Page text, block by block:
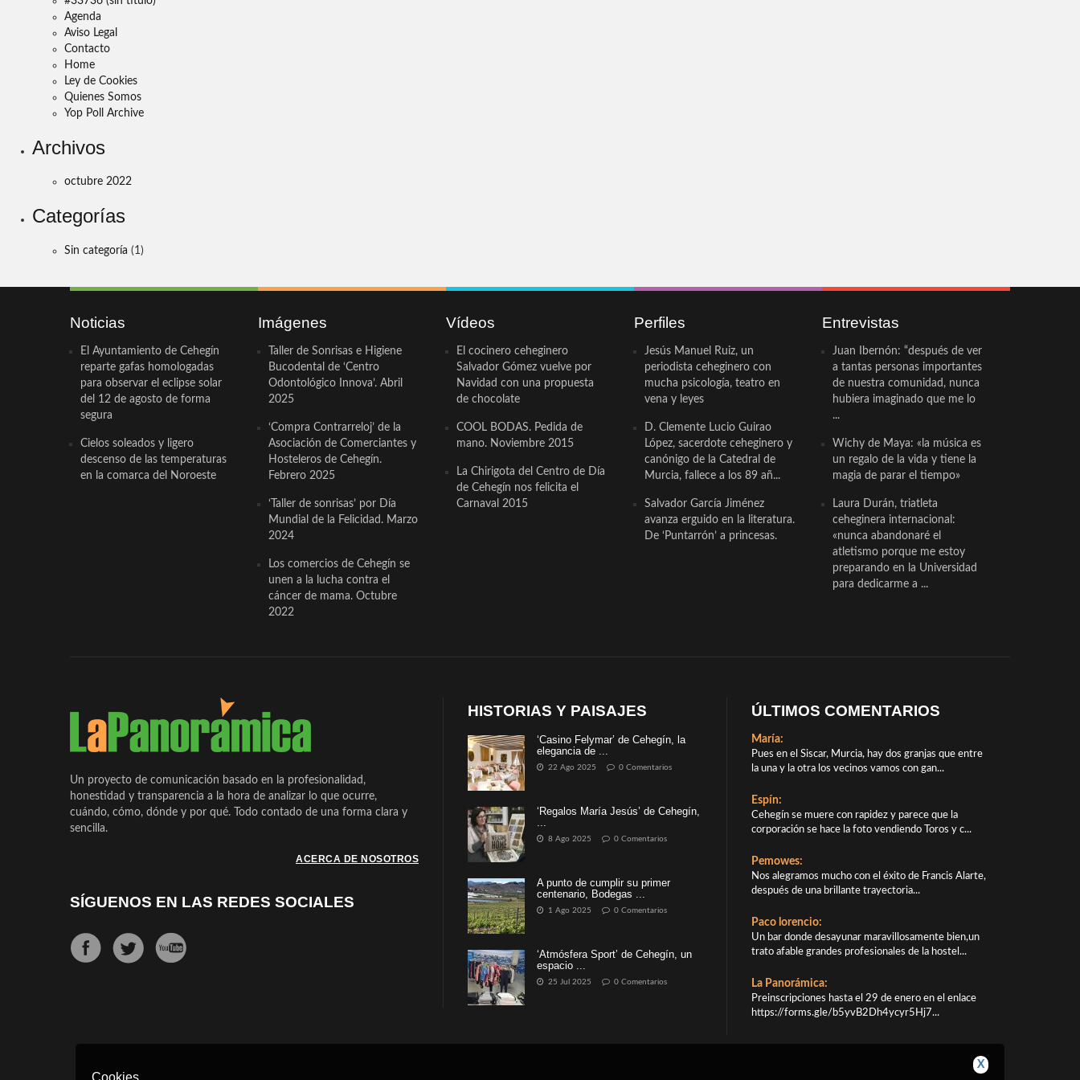
Agenda
Aviso Legal
Contacto
Home
Ley de Cookies
Quienes Somos
Yop Poll Archive
Archivos
octubre 2022
Categorías
Sin categoría (1)
Noticias
El Ayuntamiento de Cehegín
reparte gafas homologadas
para observar el eclipse solar
del 12 de agosto de forma
segura
Cielos soleados y ligero
descenso de las temperaturas
en la comarca del Noroeste
Imágenes
Taller de Sonrisas e Higiene
Bucodental de ‘Centro
Odontológico Innova’. Abril
2025
‘Compra Contrarreloj’ de la
Asociación de Comerciantes y
Hosteleros de Cehegín.
Febrero 2025
‘Taller de sonrisas’ por Día
Mundial de la Felicidad. Marzo
2024
Los comercios de Cehegín se
unen a la lucha contra el
cáncer de mama. Octubre
2022
Vídeos
El cocinero ceheginero
Salvador Gómez vuelve por
Navidad con una propuesta
de chocolate
COOL BODAS. Pedida de
mano. Noviembre 2015
La Chirigota del Centro de Día
de Cehegín nos felicita el
Carnaval 2015
Perfiles
Jesús Manuel Ruiz, un
periodista ceheginero con
mucha psicología, teatro en
vena y leyes
D. Clemente Lucio Guirao
López, sacerdote ceheginero y
canónigo de la Catedral de
Murcia, fallece a los 89 añ...
Salvador García Jiménez
avanza erguido en la literatura.
De ‘Puntarrón’ a princesas.
Entrevistas
Juan Ibernón: “después de ver
a tantas personas importantes
de nuestra comunidad, nunca
hubiera imaginado que me lo
...
Wichy de Maya: «la música es
un regalo de la vida y tiene la
magia de parar el tiempo»
Laura Durán, triatleta
ceheginera internacional:
«nunca abandonaré el
atletismo porque me estoy
preparando en la Universidad
para dedicarme a ...
Un proyecto de comunicación basado en la profesionalidad,
honestidad y transparencia a la hora de analizar lo que ocurre,
cuándo, cómo, dónde y por qué. Todo contado de una forma clara y
sencilla.
ACERCA DE NOSOTROS
SÍGUENOS EN LAS REDES SOCIALES
HISTORIAS Y PAISAJES
‘Casino Felymar’ de Cehegín, la
elegancia de ...
22 Ago 2025 0 Comentarios
‘Regalos María Jesús’ de Cehegín,
...
8 Ago 2025 0 Comentarios
A punto de cumplir su primer
centenario, Bodegas ...
1 Ago 2025 0 Comentarios
‘Atmósfera Sport’ de Cehegín, un
espacio ...
25 Jul 2025 0 Comentarios
ÚLTIMOS COMENTARIOS
María:
Pues en el Siscar, Murcia, hay dos granjas que entre
la una y la otra los vecinos vamos con gan...
Espín:
Cehegín se muere con rapidez y parece que la
corporación se hace la foto vendiendo Toros y c...
Pemowes:
Nos alegramos mucho con el éxito de Francis Alarte,
después de una brillante trayectoria...
Paco lorencio:
Un bar donde desayunar maravillosamente bien,un
trato afable grandes profesionales de la hostel...
La Panorámica:
Preinscripciones hasta el 29 de enero en el enlace
https://forms.gle/b5yvB2Dh4ycyr5Hj7...
X
Cookies